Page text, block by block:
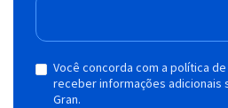
Você concorda com a política
receber informações adicionais
Gran.